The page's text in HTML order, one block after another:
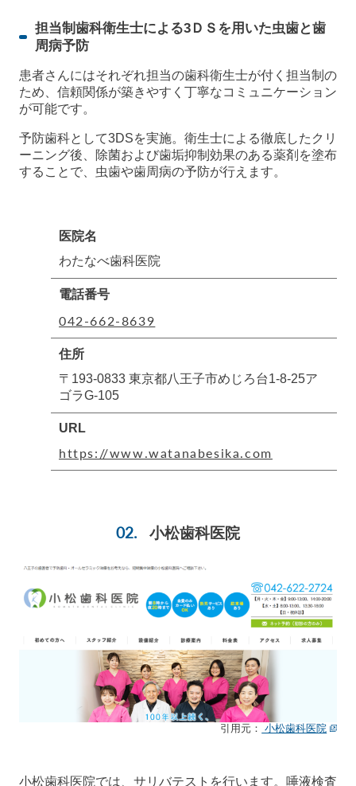
担当制歯科衛生士による3ＤＳを用いた虫歯と歯
周病予防
患者さんにはそれぞれ担当の歯科衛生士が付く担当制の
ため、信頼関係が築きやすく丁寧なコミュニケーション
が可能です。
予防歯科として3DSを実施。衛生士による徹底したクリ
ーニング後、除菌および歯垢抑制効果のある薬剤を塗布
することで、虫歯や歯周病の予防が行えます。
医院名
わたなべ歯科医院
電話番号
042-662-8639
住所
〒193-0833 東京都八王子市めじろ台1-8-25ア
ゴラG-105
URL
https://www.watanabesika.com
小松歯科医院
引用元： 小松歯科医院
小松歯科医院では、サリバテストを行います。唾液検査